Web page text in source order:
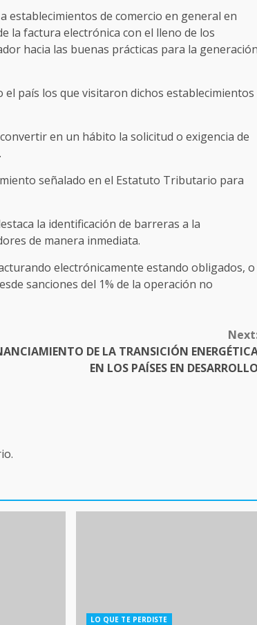
establecimientos de comercio en general en
la factura electrónica con el lleno de los
hacia las buenas prácticas para la
el país los que visitaron dichos establecimientos
en un hábito la solicitud o exigencia de
señalado en el Estatuto Tributario para
la identificación de barreras a la
de manera inmediata.
electrónicamente estando obligados, o
sanciones del 1% de la operación no
DE LA TRANSICIÓN
EN LOS PAÍSES EN
LO QUE TE PERDISTE